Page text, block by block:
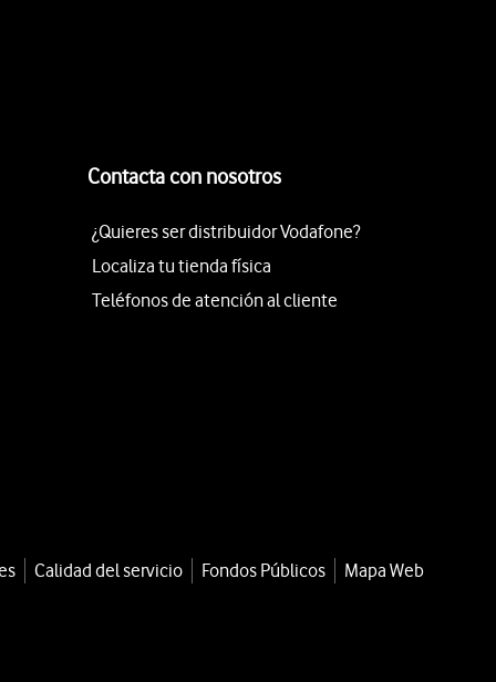
Contacta con nosotros
¿Quieres ser distribuidor Vodafone?
Localiza tu tienda física
Teléfonos de atención al cliente
Calidad del servicio Fondos Públicos
Mapa Web